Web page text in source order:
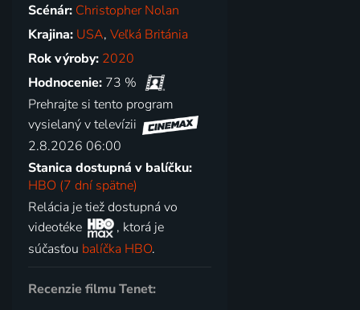
Scénár: Christopher Nolan
Krajina: USA,Veľká Británia
Rok výroby: 2020
Hodnocenie: 73 %
Prehrajte si tento program
vysielaný v televízii
2.8.2026 06:00
Stanica dostupná v balíčku:
HBO (7 dní spätne)
Relácia je tiež dostupná vo
videotéke
, ktorá je
súčasťou balíčka HBO.
Recenzie filmu Tenet: